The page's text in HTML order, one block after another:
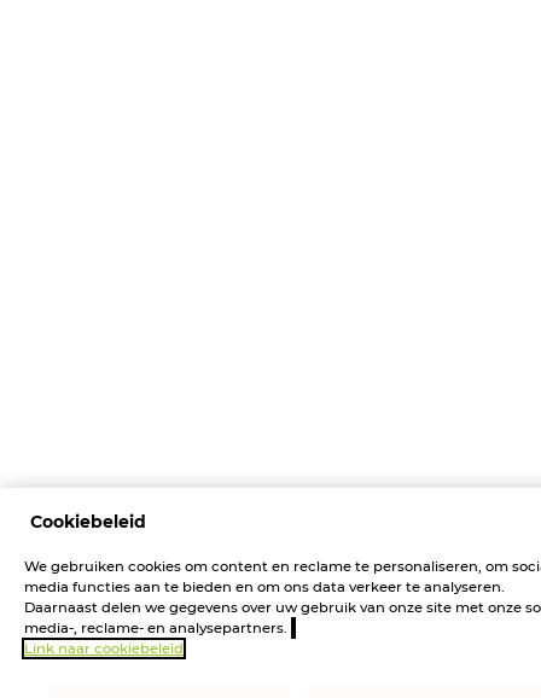
Cookiebeleid
We gebruiken cookies om content en reclame te personaliseren, om
media functies aan te bieden en om ons data verkeer te analyseren.
Daarnaast delen we gegevens over uw gebruik van onze site met onze
media-, reclame- en analysepartners.
Link naar cookiebeleid